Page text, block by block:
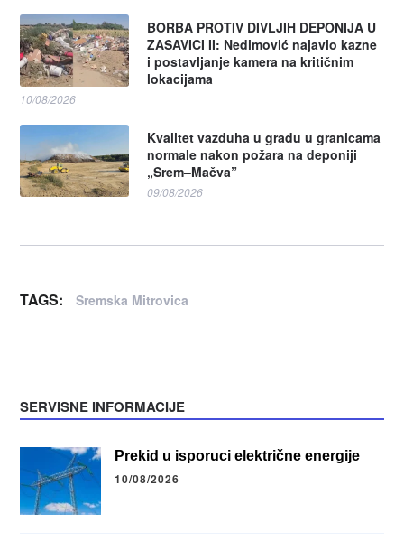
BORBA PROTIV DIVLJIH DEPONIJA U
ZASAVICI II: Nedimović najavio kazne
i postavljanje kamera na kritičnim
lokacijama
10/08/2026
Kvalitet vazduha u gradu u granicama
normale nakon požara na deponiji
„Srem–Mačva”
09/08/2026
TAGS: Sremska Mitrovica
SERVISNE INFORMACIJE
Prekid u isporuci električne energije
10/08/2026